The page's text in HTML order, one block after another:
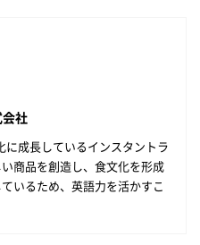
社
に成長しているインスタントラ
商品を創造し、食文化を形成
いるため、英語力を活かすこ